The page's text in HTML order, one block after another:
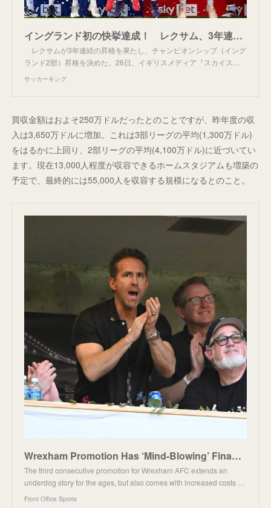
イングランド初の快挙達成！ レクサム、3年連続昇格で来季は44年ぶりに2部へ | サッカーキング
レクサムが3年連続の昇格を果たし、チャンピオンシップ（イング
ランド2部）昇格を決めた。26日、イギリスメディア『スカイス…
サッカーキング
買収金額はおよそ250万ドルだったとのことですが、昨年度の収
入は3,650万ドルに増加。これは3部リーグの平均(1,300万ドル)
をはるかに上回り、2部リーグの平均(4,100万ドル)に近づいてい
ます。現在13,000人程度が収容できるホームスタジアムも増築の
予定で、最終的には55,000人を収容する規模になるとのこと。
Wrexham Promotion Has ‘Mind-Blowing’ Financial Implications
The third consecutive promotion for Wrexham AFC extends an
underdog story for the ages, but also comes with increased costs …
Front Office Sports